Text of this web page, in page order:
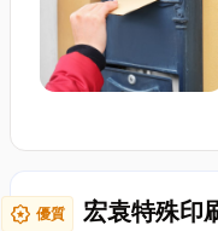
award_star 優質 宏袁特殊印